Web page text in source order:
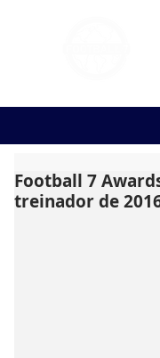
Football 7
treinador de